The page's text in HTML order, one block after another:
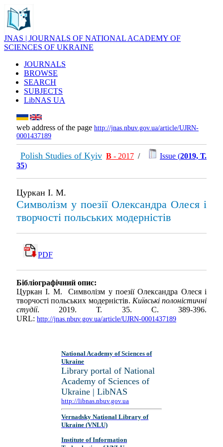
JNAS | JOURNALS OF NATIONAL ACADEMY OF
SCIENCES OF UKRAINE
JOURNALS
BROWSE
SEARCH
SUBJECTS
LibNAS UA
web address of the page http://jnas.nbuv.gov.ua/article/UJRN-
0001437189
Polish Studies of Kyiv В - 2017 / Issue (2019, Т.
35)
Цуркан І. М.
Символізм у поезії Олександра Олеся і
творчості польських модерністів
PDF
Бібліографічний опис:
Цуркан І. М. Символізм у поезії Олександра Олеся і
творчості польських модерністів. Київські полоністичні
студії. 2019. Т. 35. С. 389-396.
URL: http://jnas.nbuv.gov.ua/article/UJRN-0001437189
National Academy of Sciences of
Ukraine
Library portal of National
Academy of Sciences of
Ukraine | LibNAS
http://libnas.nbuv.gov.ua
Vernadsky National Library of
Ukraine (VNLU)
Institute of Information